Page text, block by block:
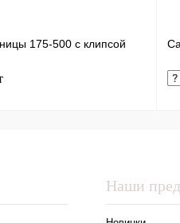
175-500 с клипсой
Наши